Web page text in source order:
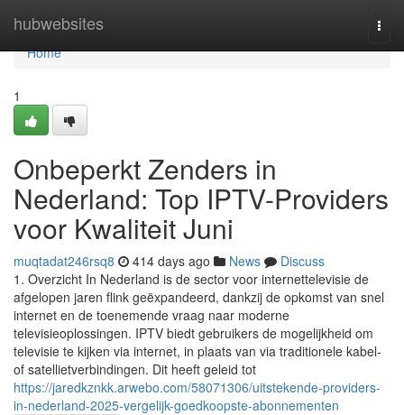
hubwebsites
Home
Home
1
Onbeperkt Zenders in
Nederland: Top IPTV-Providers
voor Kwaliteit Juni
muqtadat246rsq8 414 days ago News
Discuss
1. Overzicht In Nederland is de sector voor internettelevisie de
afgelopen jaren flink geëxpandeerd, dankzij de opkomst van snel
internet en de toenemende vraag naar moderne
televisieoplossingen. IPTV biedt gebruikers de mogelijkheid om
televisie te kijken via internet, in plaats van via traditionele kabel-
of satellietverbindingen. Dit heeft geleid tot
https://jaredkznkk.arwebo.com/58071306/uitstekende-providers-
in-nederland-2025-vergelijk-goedkoopste-abonnementen